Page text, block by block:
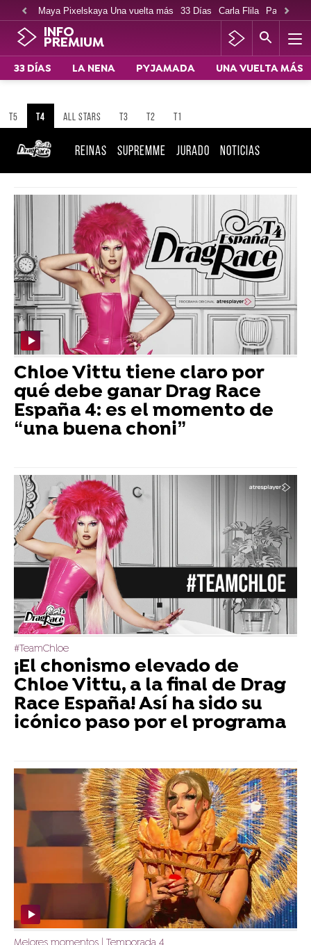
Maya Pixelskaya Una vuelta más 33 Días Carla Flila Paco
INFO
PREMIUM
33 DÍAS LA NENA PYJAMADA UNA VUELTA MÁS
T5 T4 ALL STARS T3 T2 T1
REINAS SUPREMME JURADO NOTICIAS
Chloe Vittu tiene claro por
qué debe ganar Drag Race
España 4: es el momento de
“una buena choni”
#TeamChloe
¡El chonismo elevado de
Chloe Vittu, a la final de Drag
Race España! Así ha sido su
icónico paso por el programa